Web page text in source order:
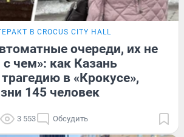
В CROCUS CITY HALL
очереди, их не
чем»: как Казань
в «Крокусе»,
145 человек
3 553 Обсудить